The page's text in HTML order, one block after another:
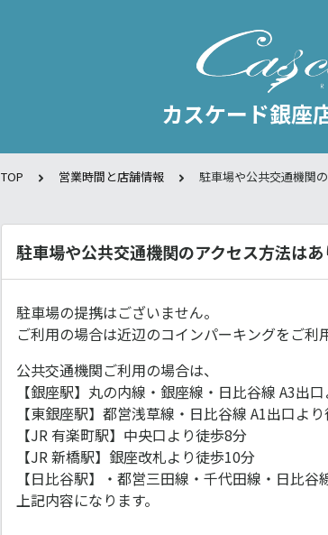
カスケード銀座
TOP 営業時間と店舗情報 駐車場や公共交通機関
駐車場や公共交通機関のアクセス方法はあ
駐車場の提携はございません。
ご利用の場合は近辺のコインパーキングをご利
公共交通機関ご利用の場合は、
【銀座駅】丸の内線・銀座線・日比谷線 A3出
【東銀座駅】都営浅草線・日比谷線 A1出口よ
【JR 有楽町駅】中央口より徒歩8分
【JR 新橋駅】銀座改札より徒歩10分
【日比谷駅】・都営三田線・千代田線・日比
上記内容になります。